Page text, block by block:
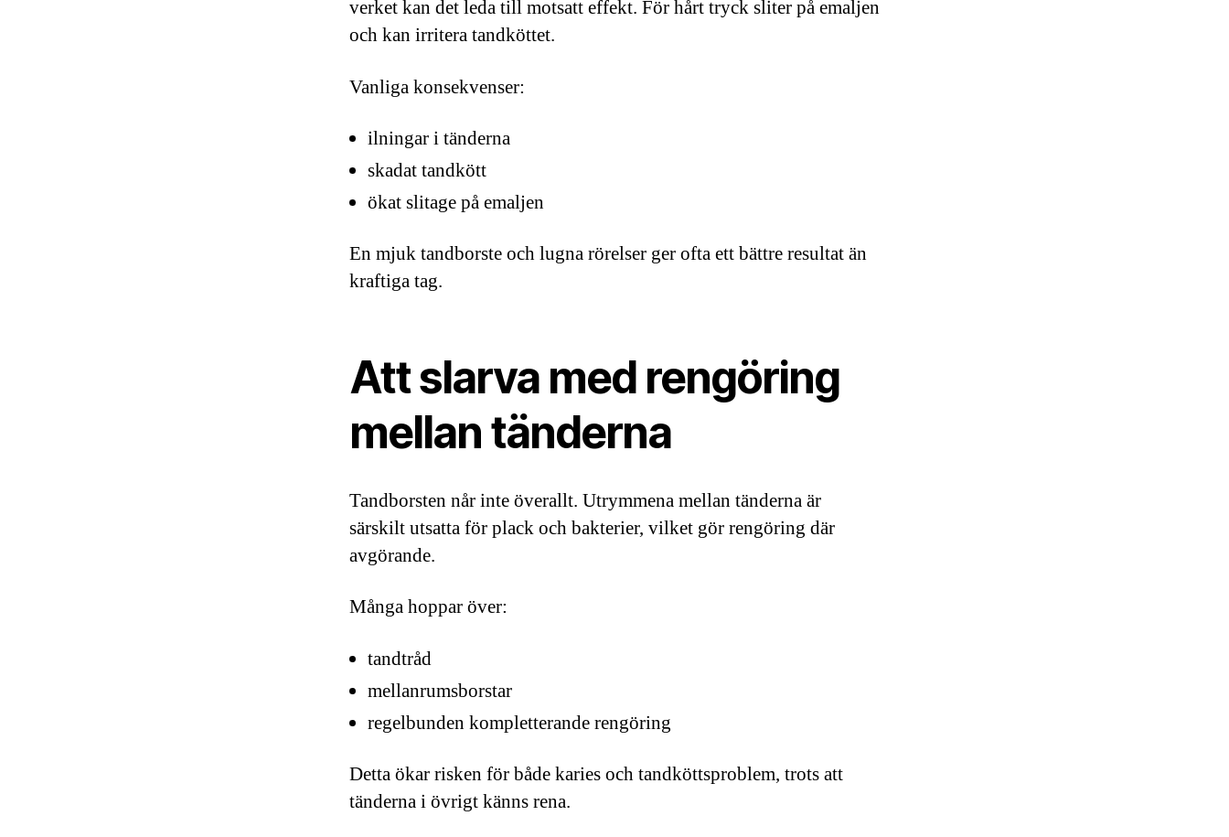
verket kan det leda till motsatt effekt. För hårt tryck sliter på emaljen
och kan irritera tandköttet.
Vanliga konsekvenser:
ilningar i tänderna
skadat tandkött
ökat slitage på emaljen
En mjuk tandborste och lugna rörelser ger ofta ett bättre resultat än
kraftiga tag.
Att slarva med rengöring
mellan tänderna
Tandborsten når inte överallt. Utrymmena mellan tänderna är
särskilt utsatta för plack och bakterier, vilket gör rengöring där
avgörande.
Många hoppar över:
tandtråd
mellanrumsborstar
regelbunden kompletterande rengöring
Detta ökar risken för både karies och tandköttsproblem, trots att
tänderna i övrigt känns rena.